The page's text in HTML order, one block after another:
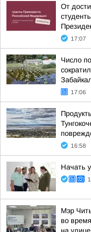
От
17:07
Число
17:06
16:58
Начать
Мэр
во